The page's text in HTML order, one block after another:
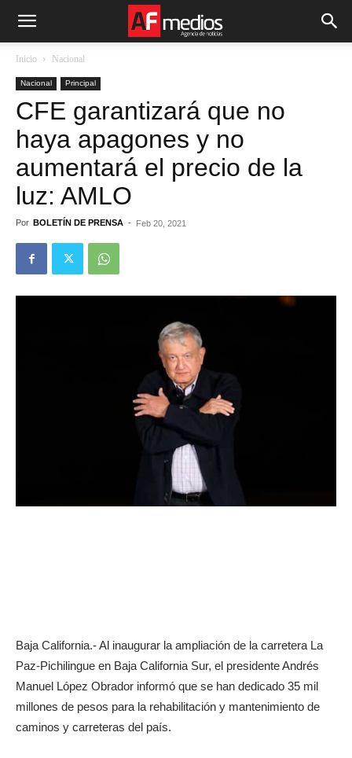
Inicio Nacional
Nacional Principal
CFE garantizará que no
haya apagones y no
aumentará el precio de la
luz: AMLO
Por BOLETÍN DE PRENSA - Feb 20, 2021
Baja California.- Al inaugurar la ampliación de la carretera La
Paz-Pichilingue en Baja California Sur, el presidente Andrés
Manuel López Obrador informó que se han dedicado 35 mil
millones de pesos para la rehabilitación y mantenimiento de
caminos y carreteras del país.